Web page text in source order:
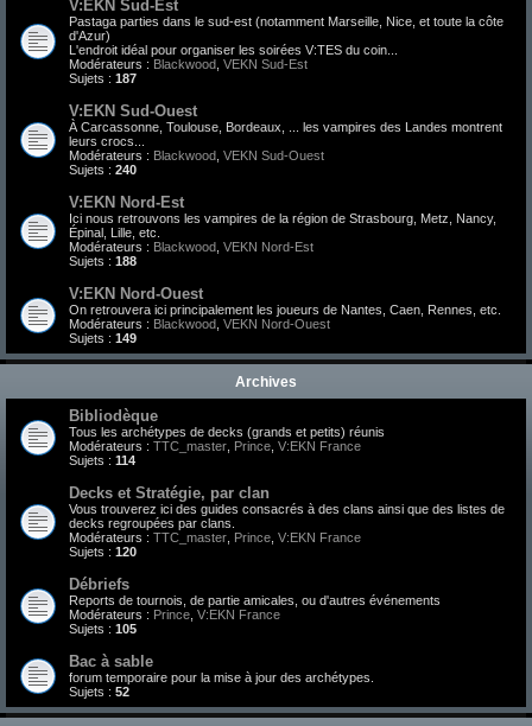
V:EKN Sud-Est
Pastaga parties dans le sud-est (notamment Marseille, Nice, et toute la côte
d'Azur)
L'endroit idéal pour organiser les soirées V:TES du coin...
Modérateurs : Blackwood VEKN Sud-Est
Sujets : 187
V:EKN Sud-Ouest
À Carcassonne, Toulouse, Bordeaux, ... les vampires des Landes montrent
leurs crocs...
Modérateurs : Blackwood VEKN Sud-Ouest
Sujets : 240
V:EKN Nord-Est
Ici nous retrouvons les vampires de la région de Strasbourg, Metz, Nancy,
Épinal, Lille, etc.
Modérateurs : Blackwood VEKN Nord-Est
Sujets : 188
V:EKN Nord-Ouest
On retrouvera ici principalement les joueurs de Nantes, Caen, Rennes, etc.
Modérateurs : Blackwood VEKN Nord-Ouest
Sujets : 149
Archives
Bibliodèque
Tous les archétypes de decks (grands et petits) réunis
Modérateurs : TTC_master Prince V:EKN France
Sujets : 114
Decks et Stratégie, par clan
Vous trouverez ici des guides consacrés à des clans ainsi que des listes de
decks regroupées par clans.
Modérateurs : TTC_master Prince V:EKN France
Sujets : 120
Débriefs
Reports de tournois, de partie amicales, ou d'autres événements
Modérateurs : Prince V:EKN France
Sujets : 105
Bac à sable
forum temporaire pour la mise à jour des archétypes.
Sujets : 52